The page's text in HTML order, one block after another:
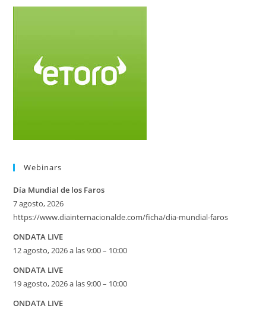
Webinars
Día Mundial de los Faros
7 agosto, 2026
https://www.diainternacionalde.com/ficha/dia-mundial-faros
ONDATA LIVE
12 agosto, 2026 a las 9:00 – 10:00
ONDATA LIVE
19 agosto, 2026 a las 9:00 – 10:00
ONDATA LIVE